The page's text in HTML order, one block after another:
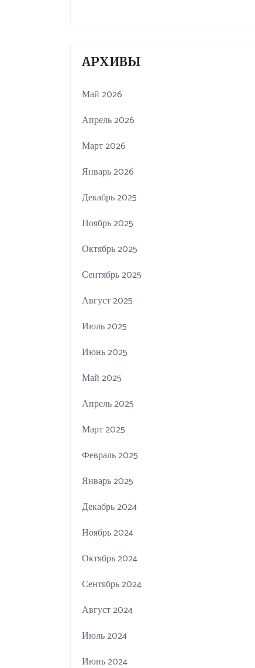
АРХИВЫ
Май 2026
Апрель 2026
Март 2026
Январь 2026
Декабрь 2025
Ноябрь 2025
Октябрь 2025
Сентябрь 2025
Август 2025
Июль 2025
Июнь 2025
Май 2025
Апрель 2025
Март 2025
Февраль 2025
Январь 2025
Декабрь 2024
Ноябрь 2024
Октябрь 2024
Сентябрь 2024
Август 2024
Июль 2024
Июнь 2024